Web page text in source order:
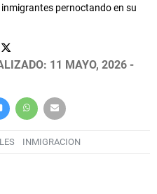
pernoctando en su
11 MAYO, 2026 -
INMIGRACION